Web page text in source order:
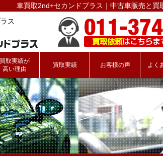
車買取2nd+セカンドプラス｜中古車販売と買
ス
買取実績が
高い理由
買取実績 お客様の声 よく